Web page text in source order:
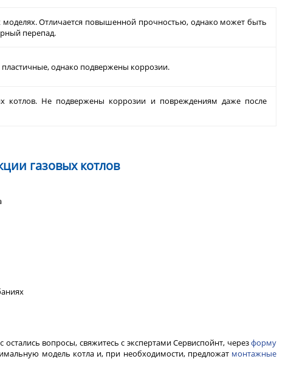
моделях. Отличается повышенной прочностью, однако может быть
перепад.
однако подвержены коррозии.
котлов. Не подвержены коррозии и повреждениям даже после
газовых котлов
вопросы, свяжитесь с экспертами Сервиспойнт, черезформу
модель котла и, при необходимости, предложат монтажные